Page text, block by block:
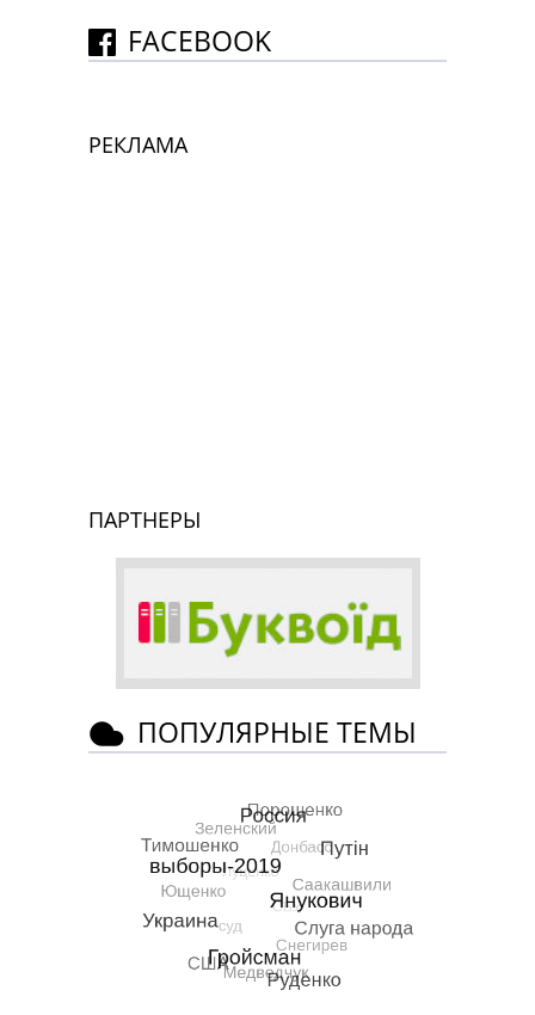
FACEBOOK
РЕКЛАМА
ПАРТНЕРЫ
ПОПУЛЯРНЫЕ ТЕМЫ